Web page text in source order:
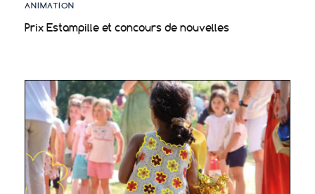
ANIMATION
Prix Estampille et concours de nouvelles